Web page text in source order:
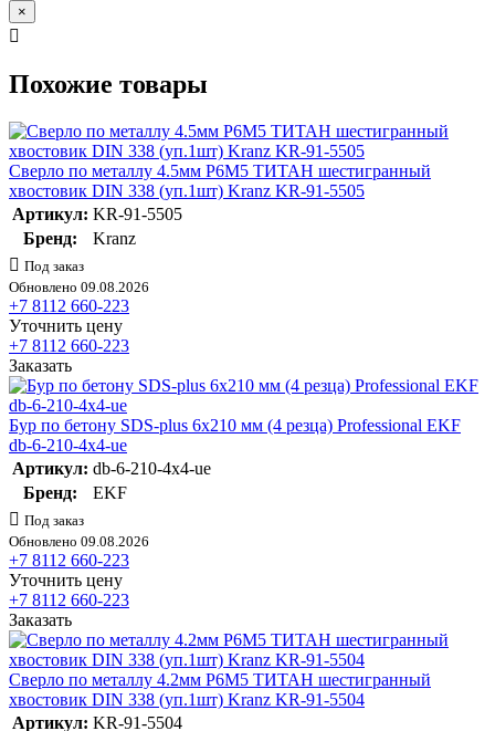
×
Похожие товары
Сверло по металлу 4.5мм Р6М5 ТИТАН шестигранный
хвостовик DIN 338 (уп.1шт) Kranz KR-91-5505
Артикул: KR-91-5505
Бренд:
Kranz
Под заказ
Обновлено 09.08.2026
+7 8112 660-223
Уточнить цену
+7 8112 660-223
Заказать
Бур по бетону SDS-plus 6х210 мм (4 резца) Professional EKF
db-6-210-4x4-ue
Артикул: db-6-210-4x4-ue
Бренд:
EKF
Под заказ
Обновлено 09.08.2026
+7 8112 660-223
Уточнить цену
+7 8112 660-223
Заказать
Сверло по металлу 4.2мм Р6М5 ТИТАН шестигранный
хвостовик DIN 338 (уп.1шт) Kranz KR-91-5504
Артикул: KR-91-5504